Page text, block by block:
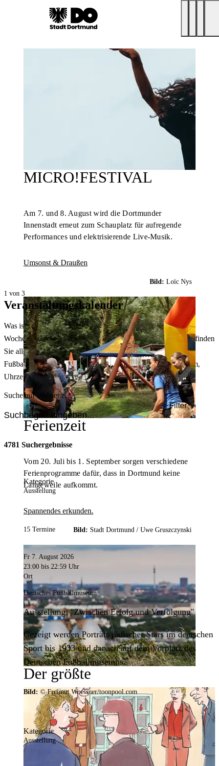
MICRO!FESTIVAL
Am 7. und 8. August wird die Dortmunder
Innenstadt erneut zum Schauplatz für aufregende
Performances und elektrisierende Live-Musik.
Umsonst & Draußen
Bild: Loïc Nys
Ferienzeit
Vom 20. Juli bis 1. September sorgen verschiedene
Ferienprogramme dafür, dass in Dortmund keine
Langeweile aufkommt.
Spannendes erkunden.
Bild: Stadt Dortmund / Uwe Gruszczynski
Der größte
Veranstaltungskalender der
Region
Mit weit über 4.000 Terminen ist der
Veranstaltungskalender der Stadt Dortmund der
1 von 3
Veranstaltungskalender
Was ist heute in Dortmund los? Welche Konzerte gibt es am
Wochenende? Im größten Veranstaltungskalender Dortmunds finden
Sie alle Events – von der Stadt- oder Museumsführung übers
Fußballspiel bis zum Flohmarkt. Sie können dabei nach Datum,
Uhrzeit, Ort oder Art der Veranstaltung auswählen. Viel Spaß!
Suche auf Webseite
Filter
4781 Suchergebnisse
Kategorie
Ausstellung
15 Termine
Fr 7. August 2026
23:00 bis 22:59 Uhr
Ort
Deutsches Fußballmuseum
Ausstellung: "Zwischen Erfolg und Verfolgung"
Gezeigt werden Porträts jüdischer Stars im deutschen
Sport bis 1933 und danach auf dem Vorplatz des
Deutschen Fußballmuseums.
Bild: © Freimut Woessner/toonpool.com
Kategorie
Ausstellung